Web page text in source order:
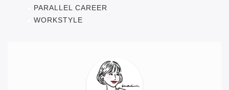
PARALLEL CAREER
WORKSTYLE